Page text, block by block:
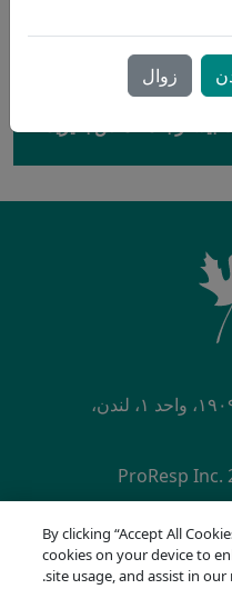
خیابان آکسفورد شرقی، پلاک ۱۹۰۹، واحد ۱، لندن،
خصوصی
انطباق
زوال
By clicking “Accept All
cookies on your device to
site usage, and assist in